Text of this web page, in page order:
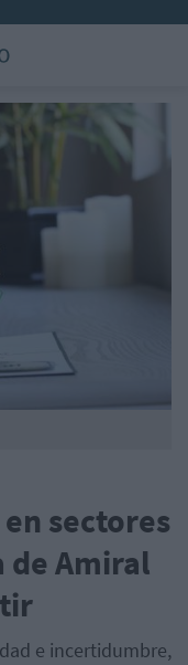
sectores
de Amiral
e incertidumbre,